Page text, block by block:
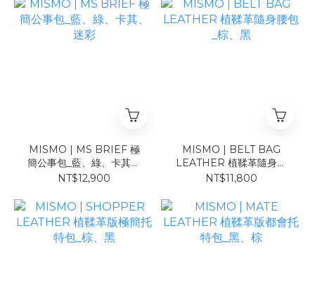
MISMO | MS BRIEF 極
簡公事包_藍、綠、卡其、
迷彩
NT$12,900
MISMO | BELT BAG
LEATHER 植鞣革隨身腰
包_棕、黑
NT$11,800